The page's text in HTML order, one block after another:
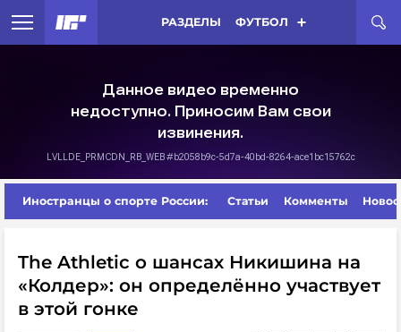
РАЗДЕЛЫ ФУТБОЛ
Иностранцы о спорте России: Статьи Комменты
The Athletic о шансах Никишина на
«Колдер»: он определённо участвует
в этой гонке